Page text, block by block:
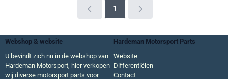
1
Webshop & website
Hardeman Motorsport Parts
U bevindt zich nu in de webshop van
Hardeman Motorsport, hier verkopen
wij diverse motorsport parts voor
Website
Differentiëlen
Contact